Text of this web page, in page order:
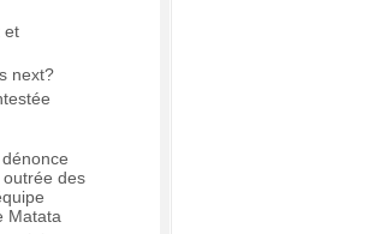
et
next?
des
Matata